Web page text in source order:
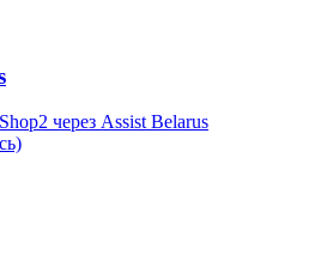
через Assist Belarus